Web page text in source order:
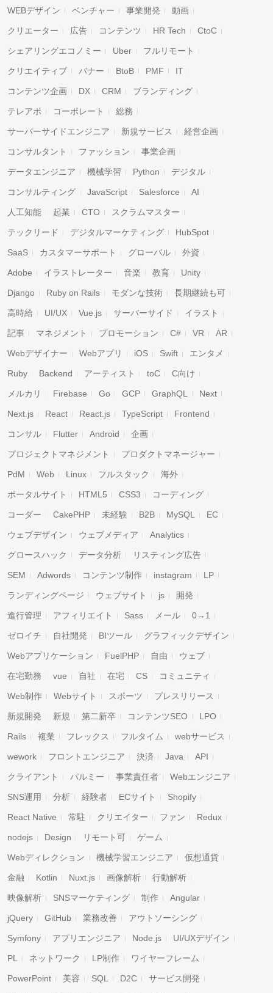
WEBデザイン ベンチャー 事業開発 動画
クリエーター 広告 コンテンツ HR Tech CtoC
シェアリングエコノミー Uber フルリモート
クリエイティブ バナー BtoB PMF IT
コンテンツ企画 DX CRM ブランディング
テレアポ コーポレート 総務
サーバーサイドエンジニア 新規サービス 経営企画
コンサルタント ファッション 事業企画
データエンジニア 機械学習 Python デジタル
コンサルティング JavaScript Salesforce AI
人工知能 起業 CTO スクラムマスター
テックリード デジタルマーケティング HubSpot
SaaS カスタマーサポート グローバル 外資
Adobe イラストレーター 音楽 教育 Unity
Django Ruby on Rails モダンな技術 長期継続も可
高時給 UI/UX Vue.js サーバーサイド イラスト
記事 マネジメント プロモーション C# VR AR
Webデザイナー Webアプリ iOS Swift エンタメ
Ruby Backend アーティスト toC C向け
メルカリ Firebase Go GCP GraphQL Next
Next.js React React.js TypeScript Frontend
コンサル Flutter Android 企画
プロジェクトマネジメント プロダクトマネージャー
PdM Web Linux フルスタック 海外
ポータルサイト HTML5 CSS3 コーディング
コーダー CakePHP 未経験 B2B MySQL EC
ウェブデザイン ウェブメディア Analytics
グロースハック データ分析 リスティング広告
SEM Adwords コンテンツ制作 instagram LP
ランディングページ ウェブサイト js 開発
進行管理 アフィリエイト Sass メール 0→1
ゼロイチ 自社開発 BIツール グラフィックデザイン
Webアプリケーション FuelPHP 自由 ウェブ
在宅勤務 vue 自社 在宅 CS コミュニティ
Web制作 Webサイト スポーツ プレスリリース
新規開発 新規 第二新卒 コンテンツSEO LPO
Rails 複業 フレックス フルタイム webサービス
wework フロントエンジニア 決済 Java API
クライアント パルミー 事業責任者 Webエンジニア
SNS運用 分析 経験者 ECサイト Shopify
React Native 常駐 クリエイター ファン Redux
nodejs Design リモート可 ゲーム
Webディレクション 機械学習エンジニア 仮想通貨
金融 Kotlin Nuxt.js 画像解析 行動解析
映像解析 SNSマーケティング 制作 Angular
jQuery GitHub 業務改善 アウトソーシング
Symfony アプリエンジニア Node.js UI/UXデザイン
PL ネットワーク LP制作 ワイヤーフレーム
PowerPoint 美容 SQL D2C サービス開発